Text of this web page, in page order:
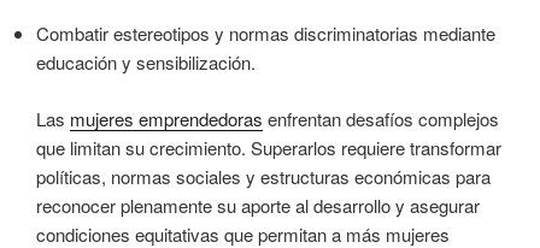
Combatir estereotipos y normas discriminatorias mediante
educación y sensibilización.
Las mujeres emprendedoras enfrentan desafíos complejos
que limitan su crecimiento. Superarlos requiere transformar
políticas, normas sociales y estructuras económicas para
reconocer plenamente su aporte al desarrollo y asegurar
condiciones equitativas que permitan a más mujeres